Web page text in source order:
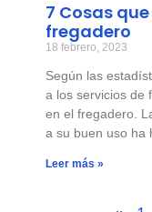
7 Cosas
fregadero
18 febrero, 2023
Según las
a los servicios de
en el fregadero.
a su buen uso ha
Leer más »